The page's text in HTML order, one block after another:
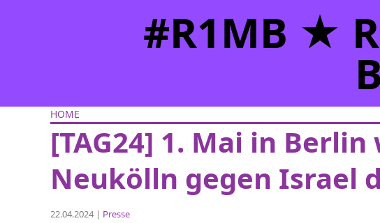
#R1MB ★
HOME
[TAG24] 1. Mai in
Neukölln gegen Israel
22.04.2024 | Presse